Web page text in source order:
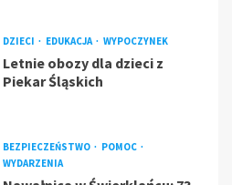
DZIECI EDUKACJA WYPOCZYNEK
Letnie obozy dla dzieci z
Piekar Śląskich
BEZPIECZEŃSTWO
POMOC
WYDARZENIA